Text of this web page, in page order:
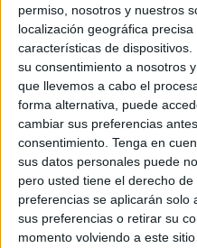
permiso, nosotros y nuestros
localización geográfica
características de
su consentimiento a nosotros
que llevemos a cabo el
forma alternativa, puede
cambiar sus preferencias
consentimiento. Tenga en
sus datos personales puede
pero usted tiene el derecho
preferencias se aplicarán solo
sus preferencias o retirar su
momento volviendo a este
La Fundació
dos joves de la
universitat
La Fundació Maria Rosa
de la cinquena edició de les
objectiu donar suport a